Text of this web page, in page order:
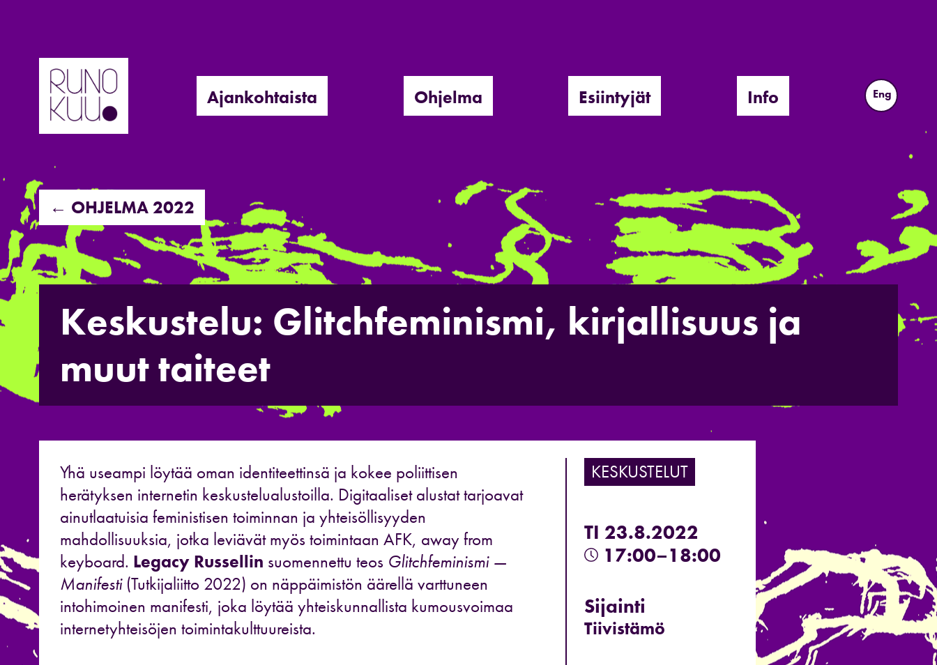
Hyppää
sisältöön
Ajankohtaista Ohjelma Esiintyjät Info Eng
← OHJELMA 2022
Keskustelu: Glitchfeminismi, kirjallisuus ja
muut taiteet
KESKUSTELUT
TI 23.8.2022
17:00–18:00
Sijainti
Tiivistämö
Yhä useampi löytää oman identiteettinsä ja kokee poliittisen
herätyksen internetin keskustelualustoilla. Digitaaliset alustat tarjoavat
ainutlaatuisia feministisen toiminnan ja yhteisöllisyyden
mahdollisuuksia, jotka leviävät myös toimintaan AFK, away from
keyboard. Legacy Russellin suomennettu teos Glitchfeminismi —
Manifesti(Tutkijaliitto 2022) on näppäimistön äärellä varttuneen
intohimoinen manifesti, joka löytää yhteiskunnallista kumousvoimaa
internetyhteisöjen toimintakulttuureista.